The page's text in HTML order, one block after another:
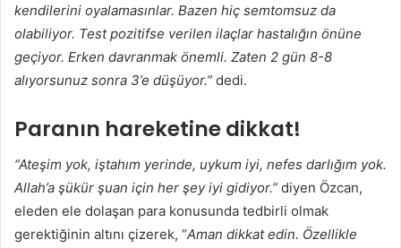
kendilerini oyalamasınlar. Bazen hiç semtomsuz da
olabiliyor. Test pozitifse verilen ilaçlar hastalığın önüne
geçiyor. Erken davranmak önemli. Zaten 2 gün 8-8
alıyorsunuz sonra 3’e düşüyor.” dedi.
Paranın hareketine dikkat!
“Ateşim yok, iştahım yerinde, uykum iyi, nefes darlığım yok.
Allah’a şükür şuan için her şey iyi gidiyor.” diyen Özcan,
eleden ele dolaşan para konusunda tedbirli olmak
gerektiğinin altını çizerek, “Aman dikkat edin. Özellikle